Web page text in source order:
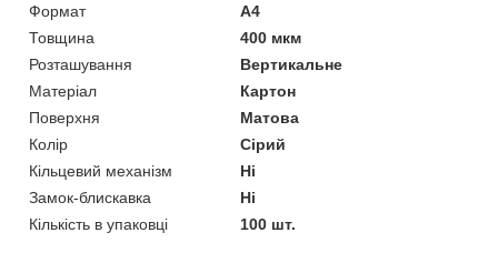
Формат
A4
Товщина
400 мкм
Розташування
Вертикальне
Матеріал
Картон
Поверхня
Матова
Колір
Сірий
Кільцевий механізм
Ні
Замок-блискавка
Ні
Кількість в упаковці
100 шт.